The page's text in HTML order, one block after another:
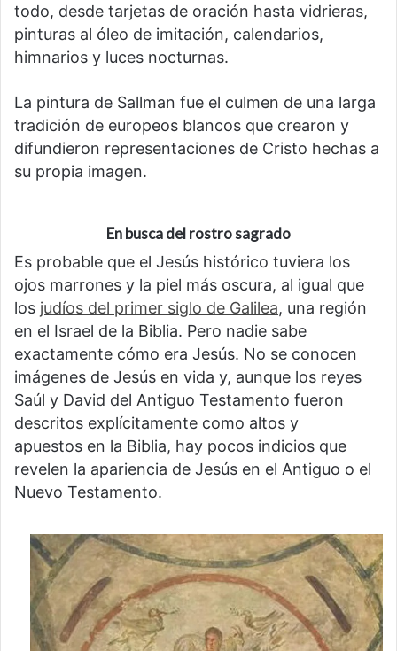
todo, desde tarjetas de oración hasta vidrieras,
pinturas al óleo de imitación, calendarios,
himnarios y luces nocturnas.
La pintura de Sallman fue el culmen de una larga
tradición de europeos blancos que crearon y
difundieron representaciones de Cristo hechas a
su propia imagen.
En busca del rostro sagrado
Es probable que el Jesús histórico tuviera los
ojos marrones y la piel más oscura, al igual que
los judíos del primer siglo de Galilea, una región
en el Israel de la Biblia. Pero nadie sabe
exactamente cómo era Jesús. No se conocen
imágenes de Jesús en vida y, aunque los reyes
Saúl y David del Antiguo Testamento fueron
descritos explícitamente como altos y
apuestos en la Biblia, hay pocos indicios que
revelen la apariencia de Jesús en el Antiguo o el
Nuevo Testamento.